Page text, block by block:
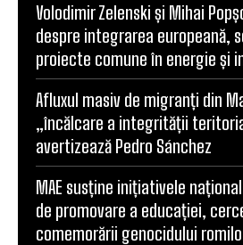
Volodimir Zelenski și Mihai
despre integrarea europeană,
proiecte comune în energie și
Afluxul masiv de migranți din
„încălcare a integrității
avertizează Pedro Sánchez
MAE susține inițiativele
de promovare a educației,
comemorării genocidului